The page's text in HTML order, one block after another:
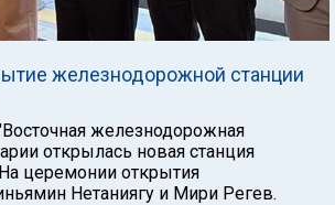
железнодорожной станции
железнодорожная
открылась новая станция
церемонии открытия
Нетаниягу и Мири Регев.